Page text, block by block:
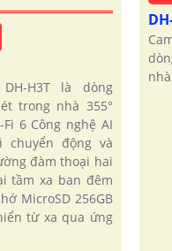
H3T là dòng
trong nhà 355°
6 Công nghệ AI
chuyển động và
đàm thoại hai
tầm xa ban đêm
MicroSD 256GB
từ xa qua ứng